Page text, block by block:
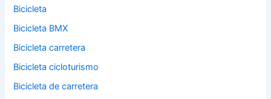
Bicicleta
Bicicleta BMX
Bicicleta carretera
Bicicleta cicloturismo
Bicicleta de carretera